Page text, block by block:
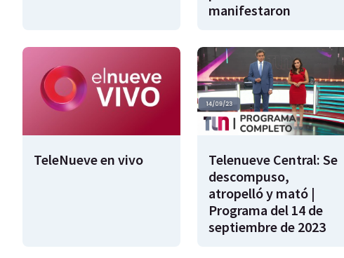
manifestaron
TeleNueve en vivo
Telenueve Central: Se
descompuso,
atropelló y mató |
Programa del 14 de
septiembre de 2023